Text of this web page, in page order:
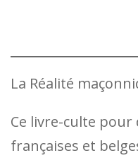
La Réalité
Ce livre-culte
françaises et